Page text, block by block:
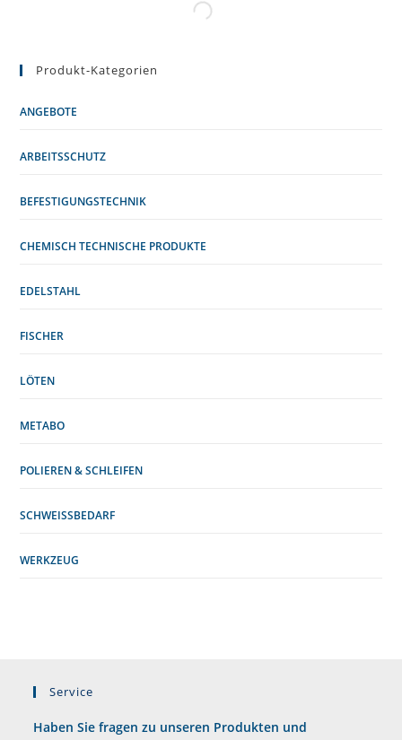
Produkt-Kategorien
ANGEBOTE
ARBEITSSCHUTZ
BEFESTIGUNGSTECHNIK
CHEMISCH TECHNISCHE PRODUKTE
EDELSTAHL
FISCHER
LÖTEN
METABO
POLIEREN & SCHLEIFEN
SCHWEISSBEDARF
WERKZEUG
Service
Haben Sie fragen zu unseren Produkten und